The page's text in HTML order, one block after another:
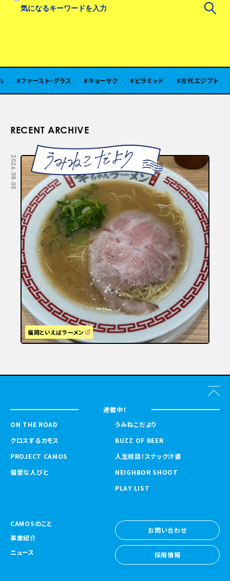
ースト・グラス キョーサク ピラミッド 古代エジプト 北陸
RECENT ARCHIVE
2026.08.05
福岡といえばラーメン
連載中！
ON THE ROAD
クロスするカモス
PROJECT CAMOS
偏愛な人びと
うみねこだより
BUZZ OF BEER
人生相談！スナック汁婆
NEIGHBOR SHOOT
PLAY LIST
CAMOSのこと
事業紹介
ニュース
お問い合わせ
お問い合わせ
採用情報